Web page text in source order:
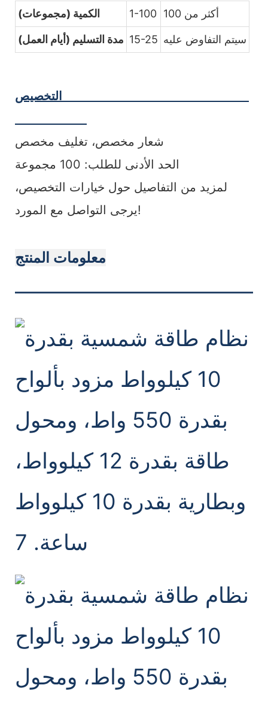
الكمية (مجموعات) 1-100 أكثر من 100
مدة التسليم (أيام العمل) 15-25 سيتم التفاوض عليه
التخصيص
شعار مخصص، تغليف مخصص
الحد الأدنى للطلب: 100 مجموعة
لمزيد من التفاصيل حول خيارات التخصيص،
يرجى التواصل مع المورد!
معلومات المنتج